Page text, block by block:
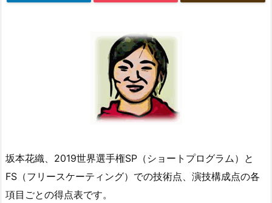
坂本花織、2019世界選手権SP（ショートプログラム）と
FS（フリースケーティング）での技術点、演技構成点の各
項目ごとの得点表です。